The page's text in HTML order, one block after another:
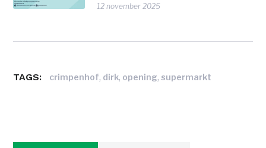
12 november 2025
TAGS: crimpenhof, dirk, opening,supermarkt